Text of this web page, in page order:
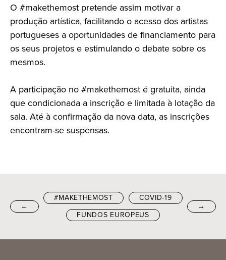
O #makethemost pretende assim motivar a
produção artística, facilitando o acesso dos artistas
portugueses a oportunidades de financiamento para
os seus projetos e estimulando o debate sobre os
mesmos.
A participação no #makethemost é gratuita, ainda
que condicionada a inscrição e limitada à lotação da
sala. Até à confirmação da nova data, as inscrições
encontram-se suspensas.
←
#MAKETHEMOST
COVID-19
FUNDOS EUROPEUS
→